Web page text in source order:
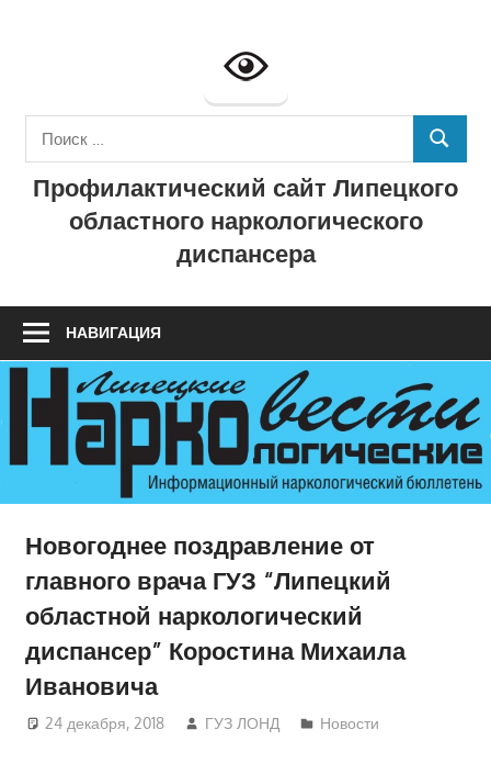
сайт
ГУЗ
"Липецкий
областной
ПОИСК
Профилактический сайт Липецкого
областного наркологического
диспансера
НАВИГАЦИЯ
Новогоднее поздравление от
главного врача ГУЗ “Липецкий
областной наркологический
диспансер” Коростина Михаила
Ивановича
24 декабря, 2018 ГУЗ ЛОНД Новости